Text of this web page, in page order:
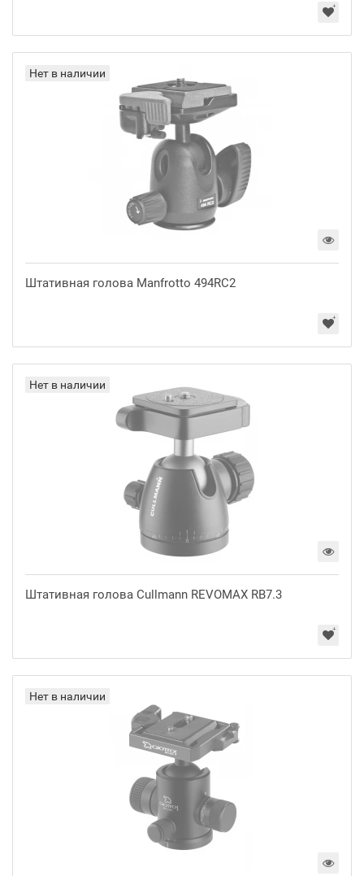
Нет в наличии
Штативная голова Manfrotto 494RC2
Нет в наличии
Штативная голова Cullmann REVOMAX RB7.3
Нет в наличии